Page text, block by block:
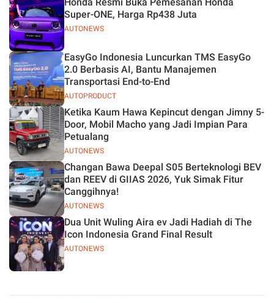
Jelas
AUTONEWS
Super-ONE, Harga Rp438 Juta
AUTOPRODUCT
EasyGo Indonesia Luncurkan TMS EasyGo
2.0 Berbasis AI, Bantu Manajemen
Transportasi End-to-End
AUTONEWS
Ketika Kaum Hawa Kepincut dengan Jimny 5-
Door, Mobil Macho yang Jadi Impian Para
Petualang
AUTONEWS
Changan Bawa Deepal S05 Berteknologi BEV
dan REEV di GIIAS 2026, Yuk Simak Fitur
Canggihnya!
AUTONEWS
Dua Unit Wuling Aira ev Jadi Hadiah di The
Icon Indonesia Grand Final Result